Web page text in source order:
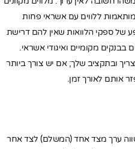
ללווים עם אשראי פחות
של ספקי הלוואות שאין להם דרישת
בבנקים מקומיים ואיגודי אשראי.
ובתקציב שלך; אם יש צורך ביותר
אותם לאורך זמן.
ערך מצד אחד (המשלם) לצד אחר